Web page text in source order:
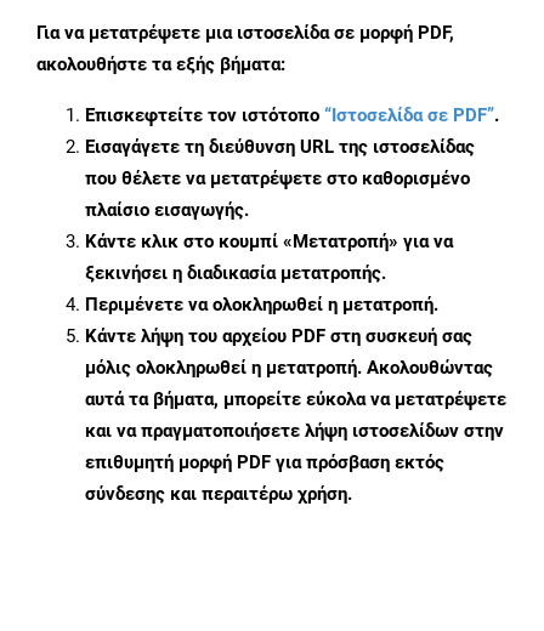
Για να μετατρέψετε μια ιστοσελίδα σε μορφή PDF,
ακολουθήστε τα εξής βήματα:
Επισκεφτείτε τον ιστότοπο “Ιστοσελίδα σε PDF”.
Εισαγάγετε τη διεύθυνση URL της ιστοσελίδας
που θέλετε να μετατρέψετε στο καθορισμένο
πλαίσιο εισαγωγής.
Κάντε κλικ στο κουμπί «Μετατροπή» για να
ξεκινήσει η διαδικασία μετατροπής.
Περιμένετε να ολοκληρωθεί η μετατροπή.
Κάντε λήψη του αρχείου PDF στη συσκευή σας
μόλις ολοκληρωθεί η μετατροπή. Ακολουθώντας
αυτά τα βήματα, μπορείτε εύκολα να μετατρέψετε
και να πραγματοποιήσετε λήψη ιστοσελίδων στην
επιθυμητή μορφή PDF για πρόσβαση εκτός
σύνδεσης και περαιτέρω χρήση.